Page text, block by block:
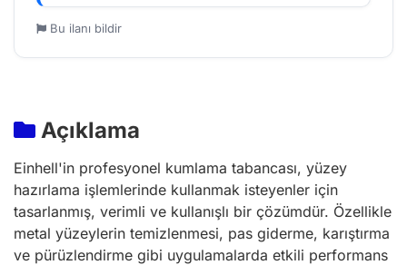
Bu ilanı bildir
Açıklama
Einhell'in profesyonel kumlama tabancası, yüzey
hazırlama işlemlerinde kullanmak isteyenler için
tasarlanmış, verimli ve kullanışlı bir çözümdür. Özellikle
metal yüzeylerin temizlenmesi, pas giderme, karıştırma
ve pürüzlendirme gibi uygulamalarda etkili performans